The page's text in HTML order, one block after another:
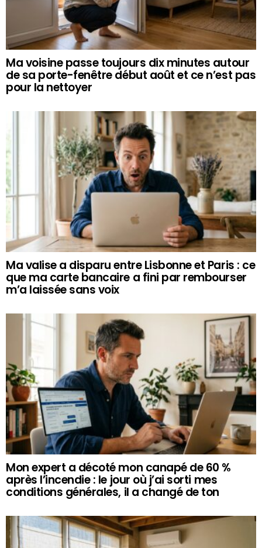
Ma voisine passe toujours dix minutes autour
de sa porte-fenêtre début août et ce n’est pas
pour la nettoyer
Ma valise a disparu entre Lisbonne et Paris : ce
que ma carte bancaire a fini par rembourser
m’a laissée sans voix
Mon expert a décoté mon canapé de 60 %
après l’incendie : le jour où j’ai sorti mes
conditions générales, il a changé de ton